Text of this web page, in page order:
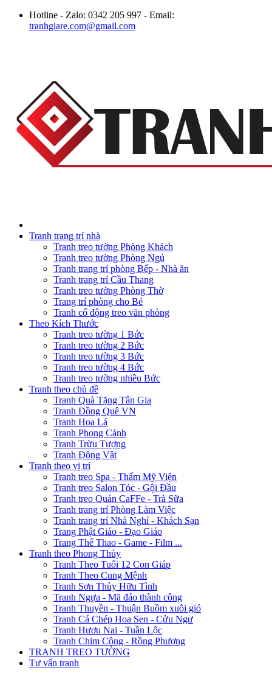
Hotline - Zalo: 0342 205 997 - Email:
tranhgiare.com@gmail.com
Tranh trang trí nhà
Tranh treo tường Phòng Khách
Tranh treo tường Phòng Ngủ
Tranh trang trí phòng Bếp - Nhà ăn
Tranh trang trí Cầu Thang
Tranh treo tường Phòng Thờ
Trang trí phòng cho Bé
Tranh cổ động treo văn phòng
Theo Kích Thước
Tranh treo tường 1 Bức
Tranh treo tường 2 Bức
Tranh treo tường 3 Bức
Tranh treo tường 4 Bức
Tranh treo tường nhiều Bức
Tranh theo chủ đề
Tranh Quà Tặng Tân Gia
Tranh Đồng Quê VN
Tranh Hoa Lá
Tranh Phong Cảnh
Tranh Trừu Tượng
Tranh Động Vật
Tranh theo vị trí
Tranh treo Spa - Thẩm Mỹ Viện
Tranh treo Salon Tóc - Gội Đầu
Tranh treo Quán CaFFe - Trà Sữa
Tranh trang trí Phòng Làm Việc
Tranh trang trí Nhà Nghỉ - Khách Sạn
Trang Phật Giáo - Đạo Giáo
Trang Thể Thao - Game - Film ...
Tranh theo Phong Thủy
Tranh Theo Tuổi 12 Con Giáp
Tranh Theo Cung Mệnh
Tranh Sơn Thủy Hữu Tình
Tranh Ngựa - Mã đáo thành công
Tranh Thuyền - Thuận Buồm xuôi gió
Tranh Cá Chép Hoa Sen - Cửu Ngư
Tranh Hươu Nai - Tuần Lộc
Tranh Chim Công - Rồng Phượng
TRANH TREO TƯỜNG
Tư vấn tranh